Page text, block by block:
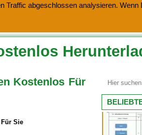
abgeschlossen analysieren.
Kostenlos Für
Sie